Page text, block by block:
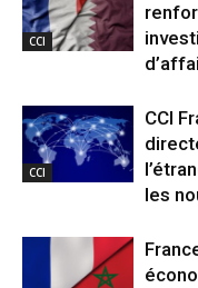
CCI
CCI
CCI
les